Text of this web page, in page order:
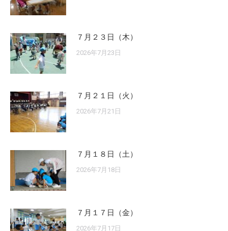
７月２３日（木）
2026年7月23日
７月２１日（火）
2026年7月21日
７月１８日（土）
2026年7月18日
７月１７日（金）
2026年7月17日